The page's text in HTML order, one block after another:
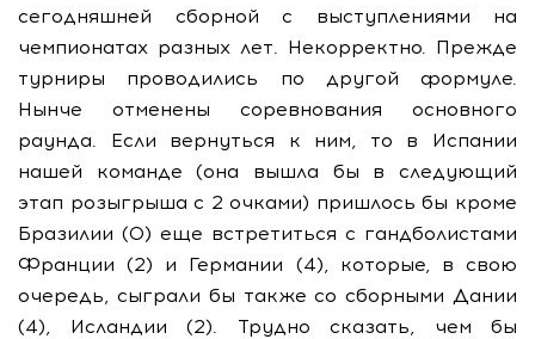
сегодняшней сборной с выступлениями на
чемпионатах разных лет. Некорректно. Прежде
турниры проводились по другой формуле.
Нынче отменены соревнования основного
раунда. Если вернуться к ним, то в Испании
нашей команде (она вышла бы в следующий
этап розыгрыша с 2 очками) пришлось бы кроме
Бразилии (0) еще встретиться с гандболистами
Франции (2) и Германии (4), которые, в свою
очередь, сыграли бы также со сборными Дании
(4), Исландии (2). Трудно сказать, чем бы